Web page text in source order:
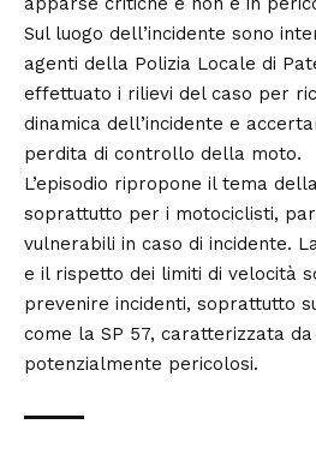
Sul luogo dell’incidente sono
agenti della Polizia Locale di
effettuato i rilievi del caso per
dinamica dell’incidente e
perdita di controllo della moto.
L’episodio ripropone il tema
soprattutto per i motociclisti,
vulnerabili in caso di incidente.
e il rispetto dei limiti di velocità
prevenire incidenti, soprattutto
come la SP 57, caratterizzata
potenzialmente pericolosi.